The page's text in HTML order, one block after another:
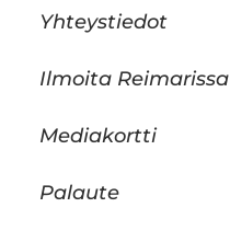
Yhteystiedot
Ilmoita Reimarissa
Mediakortti
Palaute